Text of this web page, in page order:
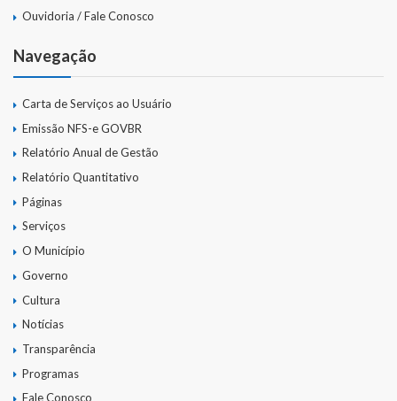
Legislação
Lei Municipal
Parcerias – LEI 13.019/2014
RPPS
PPA
LOA
LDO
Transparência
Ouvidoria / Fale Conosco
Navegação
Carta de Serviços ao Usuário
Emissão NFS-e GOVBR
Relatório Anual de Gestão
Relatório Quantitativo
Páginas
Serviços
O Município
Governo
Cultura
Notícias
Transparência
Programas
Fale Conosco